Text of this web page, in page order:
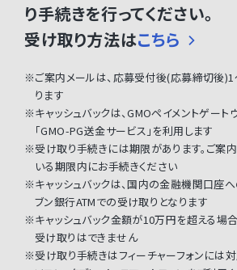
り手続きを行ってください。
受け取り方法はこちら
※ご案内メールは、応募受付後(応募締切後
ります
※キャッシュバックは、GMOペイメントゲート
「GMO-PG送金サービス」を利用します
※受け取り手続きには期限があります。ご案
いる期限内にお手続きください
※キャッシュバックは、国内の金融機関口座
ブン銀行ATMでの受け取りとなります
※キャッシュバック金額が10万円を超える場
受け取りはできません
※受け取り手続きはフィーチャーフォンには対